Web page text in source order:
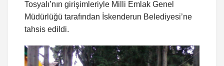
Tosyalı’nın girişimleriyle Milli Emlak Genel
Müdürlüğü tarafından İskenderun Belediyesi’ne
tahsis edildi.